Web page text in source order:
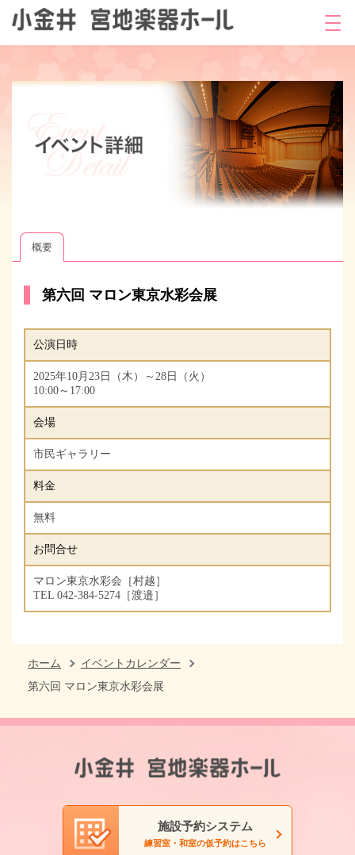
概要
第六回 マロン東京水彩会展
公演日時
2025年10月23日（木）～28日（火）
10:00～17:00
会場
市民ギャラリー
料金
無料
お問合せ
マロン東京水彩会［村越］
TEL 042-384-5274［渡邉］
ホーム
イベントカレンダー
第六回 マロン東京水彩会展
施設予約システム
練習室・和室の仮予約はこちら